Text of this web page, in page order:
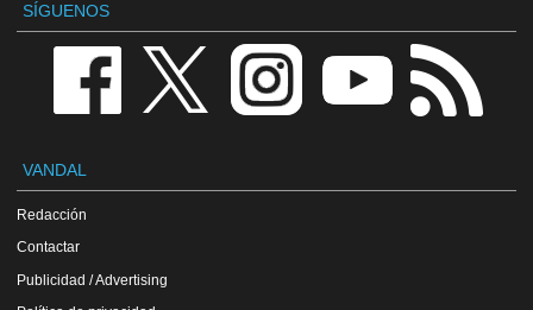
SÍGUENOS
VANDAL
Redacción
Contactar
Publicidad / Advertising